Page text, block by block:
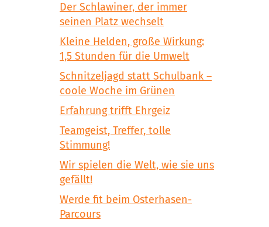
Der Schlawiner, der immer
seinen Platz wechselt
Kleine Helden, große Wirkung:
1,5 Stunden für die Umwelt
Schnitzeljagd statt Schulbank –
coole Woche im Grünen
Erfahrung trifft Ehrgeiz
Teamgeist, Treffer, tolle
Stimmung!
Wir spielen die Welt, wie sie uns
gefällt!
Werde fit beim Osterhasen-
Parcours